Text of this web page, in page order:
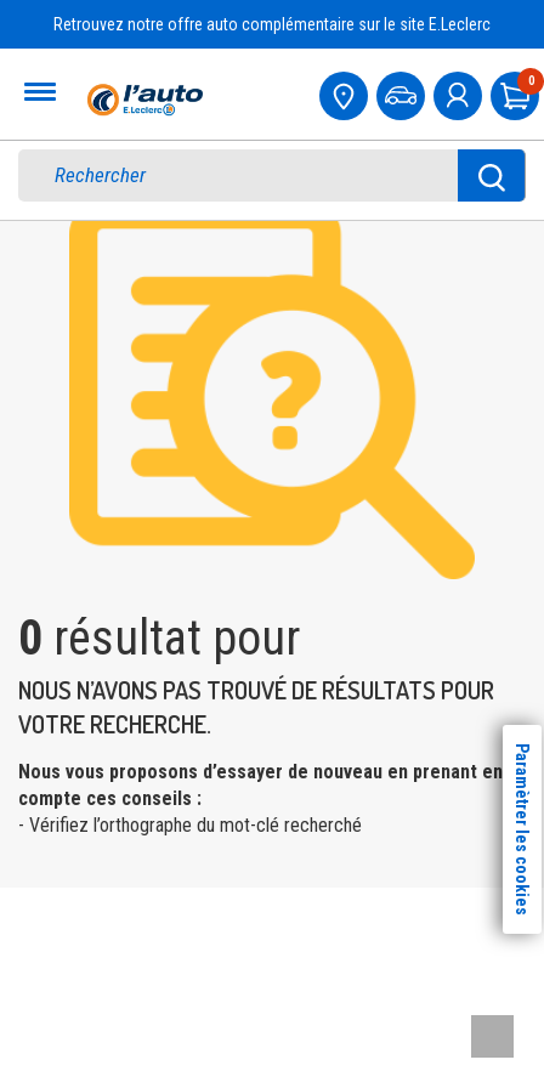
Retrouvez notre offre auto complémentaire sur le site E.Leclerc
0
0 résultat pour
NOUS N’AVONS PAS TROUVÉ DE RÉSULTATS POUR
VOTRE RECHERCHE.
Nous vous proposons d’essayer de nouveau en prenant en
compte ces conseils :
- Vérifiez l’orthographe du mot-clé recherché
Paramètrer les cookies